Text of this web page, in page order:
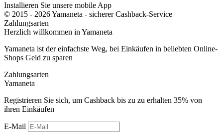
Installieren Sie unsere mobile App
© 2015 - 2026 Yamaneta - sicherer Cashback-Service
Zahlungsarten
Herzlich willkommen in Yamaneta
Yamaneta ist der einfachste Weg, bei Einkäufen in beliebten Online-
Shops Geld zu sparen
Zahlungsarten
Yamaneta
Registrieren Sie sich, um Cashback bis zu zu erhalten 35% von
ihren Einkäufen
E-Mail